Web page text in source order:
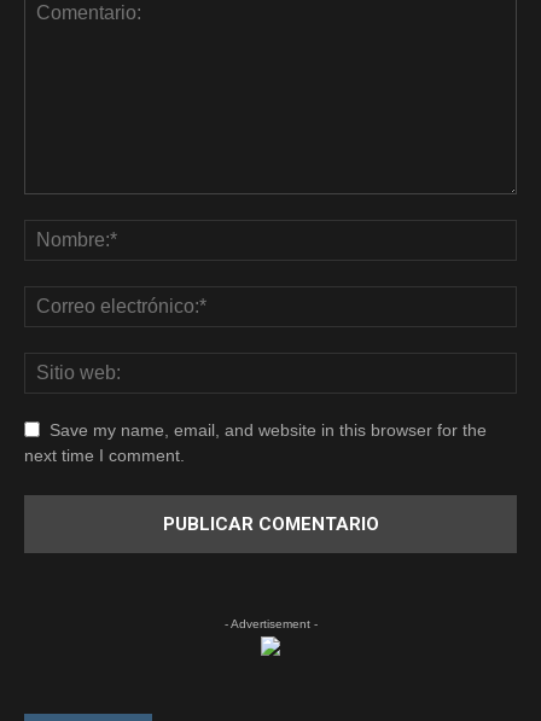
Save my name, email, and website in this browser for the
next time I comment.
- Advertisement -